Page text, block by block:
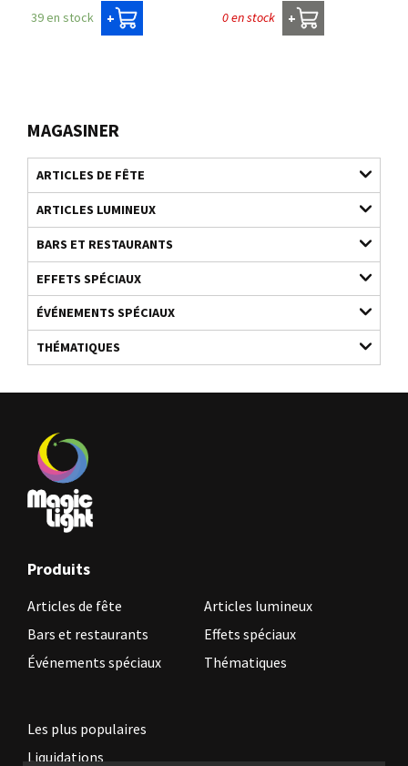
MAGASINER
ARTICLES DE FÊTE
ARTICLES LUMINEUX
BARS ET RESTAURANTS
EFFETS SPÉCIAUX
ÉVÉNEMENTS SPÉCIAUX
THÉMATIQUES
39 en stock + 0 en stock +
Produits
Articles de fête
Articles lumineux
Bars et restaurants
Effets spéciaux
Événements spéciaux
Thématiques
Les plus populaires
Liquidations